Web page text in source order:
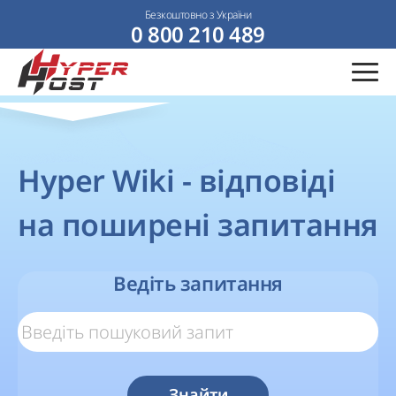
Безкоштовно з України
0 800 210 489
Hyper Wiki - відповіді
на поширені запитання
Ведіть запитання